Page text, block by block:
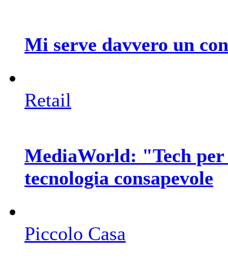
Mi serve davvero un
Retail
MediaWorld: "Tech
tecnologia consapevole
Piccolo Casa